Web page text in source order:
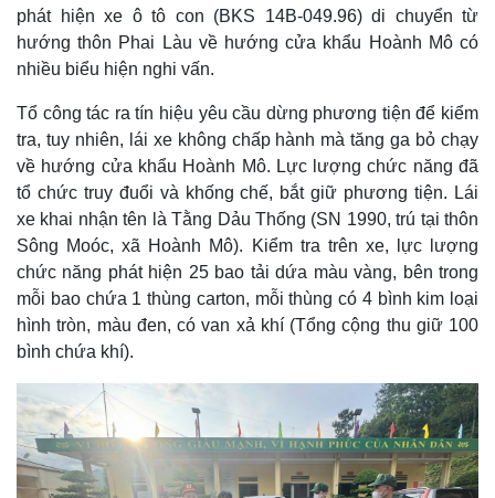
phát hiện xe ô tô con (BKS 14B-049.96) di chuyển từ
hướng thôn Phai Làu về hướng cửa khẩu Hoành Mô có
nhiều biểu hiện nghi vấn.
Tổ công tác ra tín hiệu yêu cầu dừng phương tiện để kiểm
tra, tuy nhiên, lái xe không chấp hành mà tăng ga bỏ chạy
về hướng cửa khẩu Hoành Mô. Lực lượng chức năng đã
tổ chức truy đuổi và khống chế, bắt giữ phương tiện. Lái
xe khai nhận tên là Tằng Dảu Thống (SN 1990, trú tại thôn
Sông Moóc, xã Hoành Mô). Kiểm tra trên xe, lực lượng
chức năng phát hiện 25 bao tải dứa màu vàng, bên trong
mỗi bao chứa 1 thùng carton, mỗi thùng có 4 bình kim loại
hình tròn, màu đen, có van xả khí (Tổng cộng thu giữ 100
bình chứa khí).